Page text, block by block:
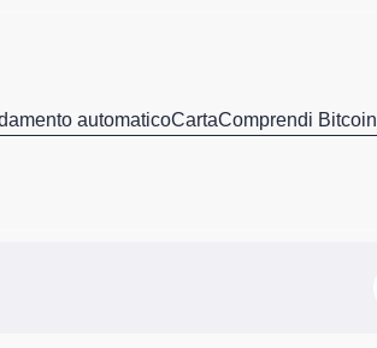
automaticoCartaComprendi Bitcoin